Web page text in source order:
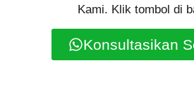
Kami. Klik tombol di
Konsultasikan